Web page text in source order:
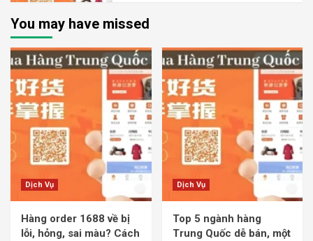
You may have missed
Dịch Vụ
Hàng order 1688 về bị
lỗi, hỏng, sai màu? Cách
Dịch Vụ
Top 5 ngành hàng
Trung Quốc dễ bán, một